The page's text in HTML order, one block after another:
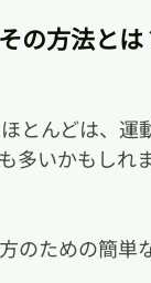
の方法とは
とんどは、運
多いかもしれ
のための簡単